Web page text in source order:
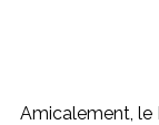
Amicalement, le